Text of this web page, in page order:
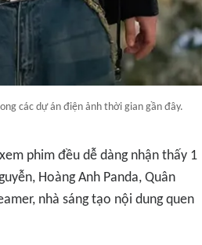
các dự án điện ảnh thời gian gần đây.
phim đều dễ dàng nhận thấy 1
Hoàng Anh Panda, Quân
nhà sáng tạo nội dung quen